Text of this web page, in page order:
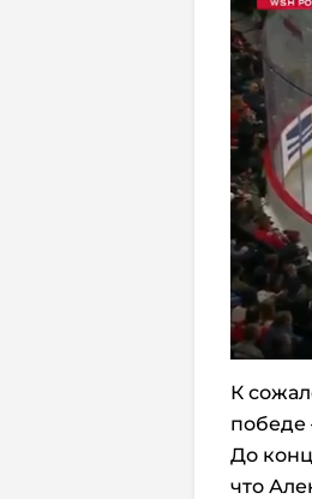
К
победе
До
что